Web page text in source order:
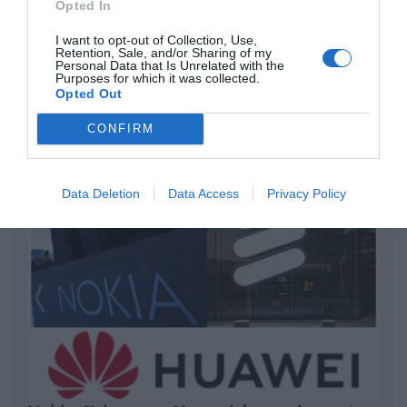
Opted In
I want to opt-out of Collection, Use,
Retention, Sale, and/or Sharing of my
Personal Data that Is Unrelated with the
Purposes for which it was collected.
Opted Out
CONFIRM
Data Deletion Data Access Privacy Policy
por Redacción
Artículos anteriores
Enormes minucias